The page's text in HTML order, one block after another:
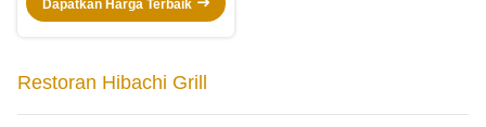
Dapatkan Harga Terbaik
Restoran Hibachi Grill